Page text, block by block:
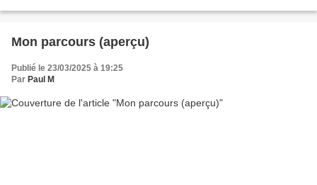
Mon parcours (aperçu)
Publié le 23/03/2025 à 19:25
Par Paul M